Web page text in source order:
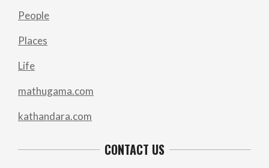
People
Places
Life
mathugama.com
kathandara.com
CONTACT US